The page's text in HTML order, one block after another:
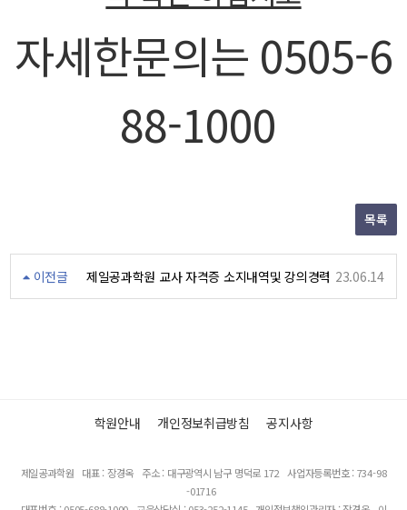
자세한문의는 0505-6
88-1000
목록
이전글 제일공과학원 교사 자격증 소지내역및 강의경력 23.06.14
학원안내 개인정보취급방침 공지사항
제일공과학원 대표 : 장경옥 주소 : 대구광역시 남구 명덕로 172 사업자등록번호 : 734-98
-01716